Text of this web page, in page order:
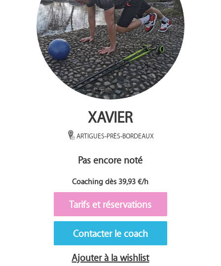
XAVIER
ARTIGUES-PRÈS-BORDEAUX
Pas encore noté
Coaching dès 39,93 €/h
Tarifs et réservations
Contacter le coach
Ajouter à la wishlist